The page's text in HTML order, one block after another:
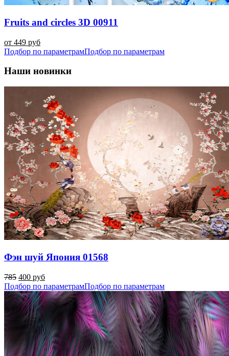
Fruits and circles 3D 00911
от 449 руб
Подбор по параметрамПодбор по параметрам
Наши новинки
Фэн шуй Япония 01568
785 400 руб
Подбор по параметрамПодбор по параметрам